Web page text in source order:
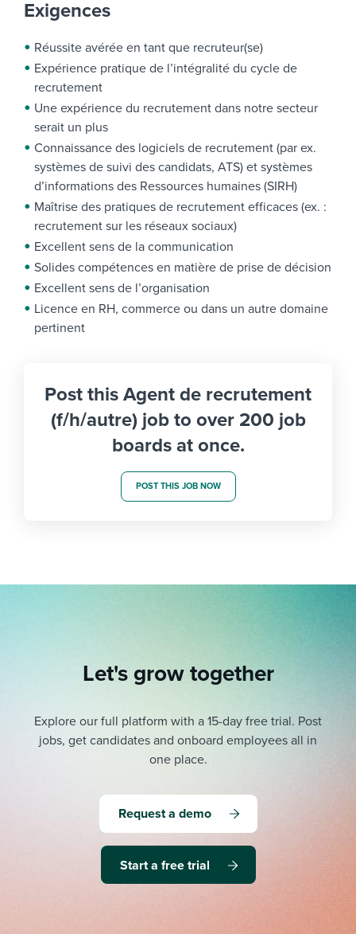
Exigences
Réussite avérée en tant que recruteur(se)
Expérience pratique de l’intégralité du cycle de
recrutement
Une expérience du recrutement dans notre secteur
serait un plus
Connaissance des logiciels de recrutement (par ex.
systèmes de suivi des candidats, ATS) et systèmes
d’informations des Ressources humaines (SIRH)
Maîtrise des pratiques de recrutement efficaces (ex. :
recrutement sur les réseaux sociaux)
Excellent sens de la communication
Solides compétences en matière de prise de décision
Excellent sens de l’organisation
Licence en RH, commerce ou dans un autre domaine
pertinent
Post this Agent de recrutement
(f/h/autre) job to over 200 job
boards at once.
POST THIS JOB NOW
Let's grow together
Explore our full platform with a 15-day free trial. Post
jobs, get candidates and onboard employees all in
one place.
Request a demo
Start a free trial